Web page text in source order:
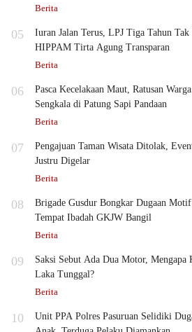
Berita
05
Iuran Jalan Terus, LPJ Tiga Tahun
HIPPAM Tirta Agung Transparan
Berita
06
Pasca Kecelakaan Maut, Ratusan
Sengkala di Patung Sapi Pandaan
Berita
07
Pengajuan Taman Wisata Ditolak,
Justru Digelar
Berita
08
Brigade Gusdur Bongkar Dugaan
Tempat Ibadah GKJW Bangil
Berita
09
Saksi Sebut Ada Dua Motor, Mengapa
Laka Tunggal?
Berita
10
Unit PPA Polres Pasuruan Selidiki